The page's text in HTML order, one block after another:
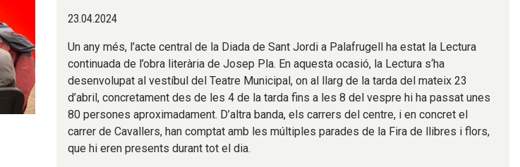
23.04.2024
Un any més, l’acte central de la Diada de Sant Jordi a Palafrugell ha estat la Lectura
continuada de l’obra literària de Josep Pla. En aquesta ocasió, la Lectura s‘ha
desenvolupat al vestíbul del Teatre Municipal, on al llarg de la tarda del mateix 23
d’abril, concretament des de les 4 de la tarda fins a les 8 del vespre hi ha passat unes
80 persones aproximadament. D’altra banda, els carrers del centre, i en concret el
carrer de Cavallers, han comptat amb les múltiples parades de la Fira de llibres i flors,
que hi eren presents durant tot el dia.